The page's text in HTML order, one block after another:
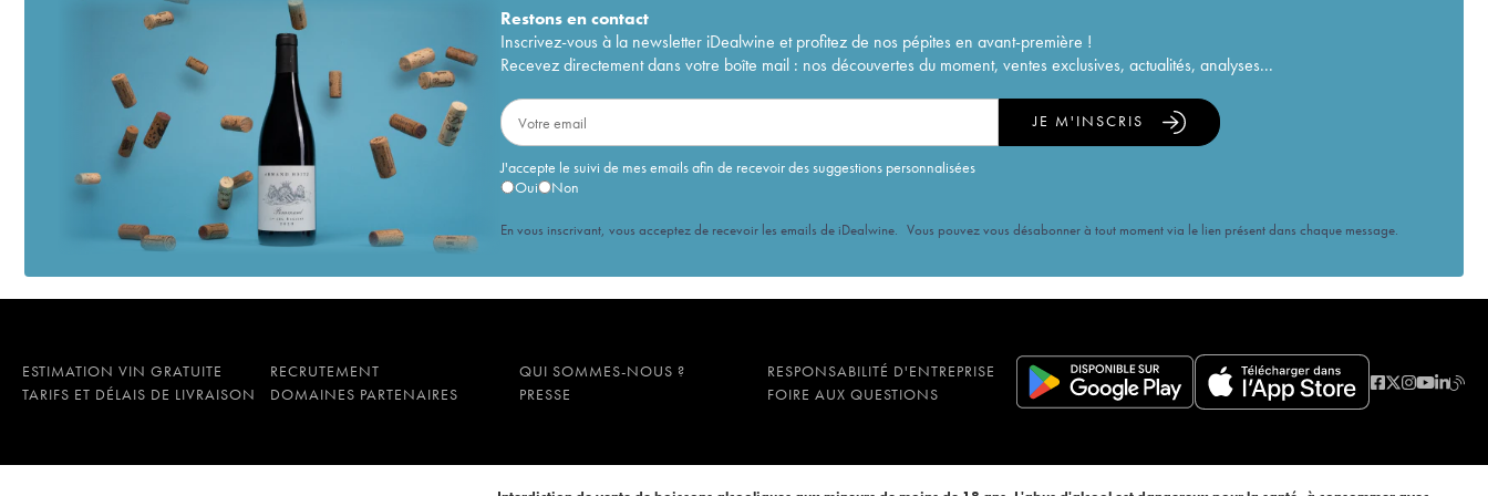
Restons encontact
Inscrivez-vous à la newsletter iDealwine et profitez de nos pépites en avant-première !
Recevez directement dans votre boîte mail : nos découvertes du moment, ventes exclusives, actualités, analyses...
J'accepte le suivi de mes emails afin de recevoir des suggestions personnalisées
Oui
Non
JE M'INSCRIS
En vous inscrivant, vous acceptez de recevoir les emails de iDealwine. Vous pouvez vous désabonner à tout moment via le lien présent dans chaque message.
ESTIMATION VIN GRATUITE RECRUTEMENT QUI SOMMES-NOUS ?
RESPONSABILITÉ D'ENTREPRISE
TARIFS ET DÉLAIS DE LIVRAISON
DOMAINES PARTENAIRES PRESSE FOIRE AUX QUESTIONS